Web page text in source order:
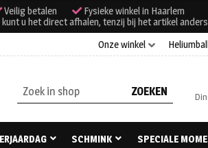
Veilig betalen
Fysieke winkel in Haarlem
u het direct afhalen, tenzij bij het artikel
Onze winkel
Zoeken
naar:
SCHMINK SPECIALE